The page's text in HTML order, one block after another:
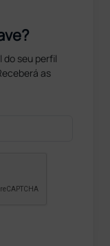
do seu perfil
as